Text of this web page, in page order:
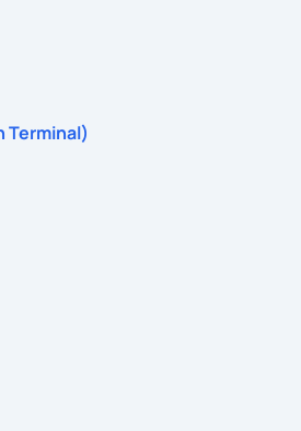
Terminal)